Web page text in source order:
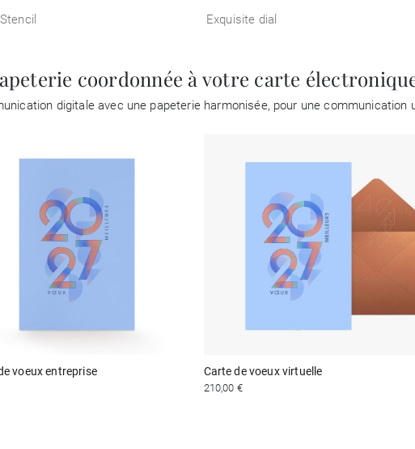
Exquisite dial
coordonnée à votre carte
digitale avec une papeterie harmonisée, pour une communication
voeux entreprise Carte de voeux virtuelle
210,00 €